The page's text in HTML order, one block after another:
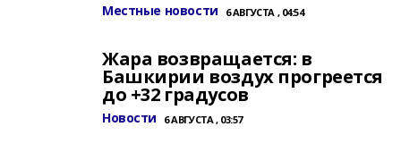
Местные новости 6 АВГУСТА , 04:54
Жара возвращается: в
Башкирии воздух прогреется
до +32 градусов
Новости 6 АВГУСТА , 03:57